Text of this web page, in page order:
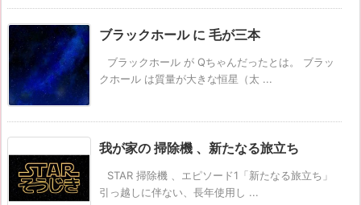
ブラックホール に 毛が三本
ブラックホール が Qちゃんだったとは。 ブラッ
クホール は質量が大きな恒星（太 ...
我が家の 掃除機 、新たなる旅立ち
STAR 掃除機 、エピソード1「新たなる旅立ち」
引っ越しに伴ない、長年使用し ...